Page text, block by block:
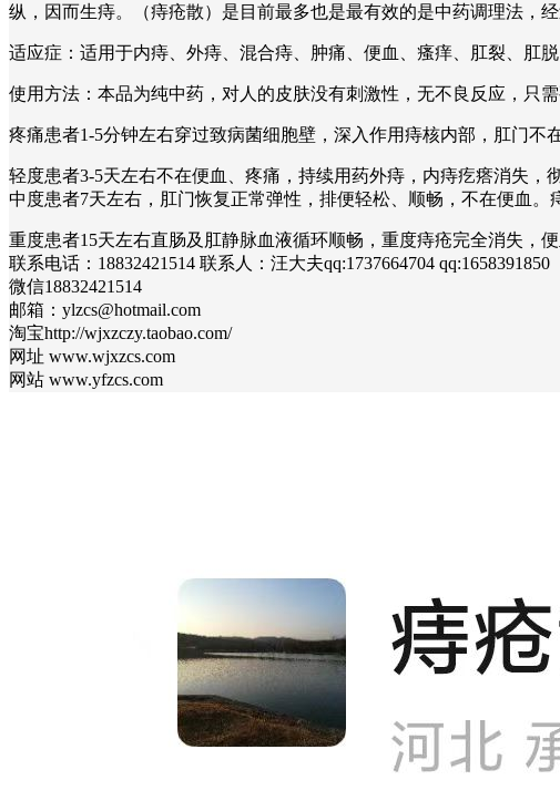
纵，因而生痔。（痔疮散）是目前最多也是最有效的是中药调理法，
适应症：适用于内痔、外痔、混合痔、肿痛、便血、瘙痒、肛裂、肛
使用方法：本品为纯中药，对人的皮肤没有刺激性，无不良反应，只
疼痛患者1-5分钟左右穿过致病菌细胞壁，深入作用痔核内部，肛门不
轻度患者3-5天左右不在便血、疼痛，持续用药外痔，内痔疙瘩消失，
中度患者7天左右，肛门恢复正常弹性，排便轻松、顺畅，不在便血
重度患者15天左右直肠及肛静脉血液循环顺畅，重度痔疮完全消失，
联系电话：18832421514 联系人：汪大夫qq:1737664704 qq:1658391850
微信18832421514
邮箱：ylzcs@hotmail.com
淘宝http://wjxzczy.taobao.com/
网址 www.wjxzcs.com
网站 www.yfzcs.com